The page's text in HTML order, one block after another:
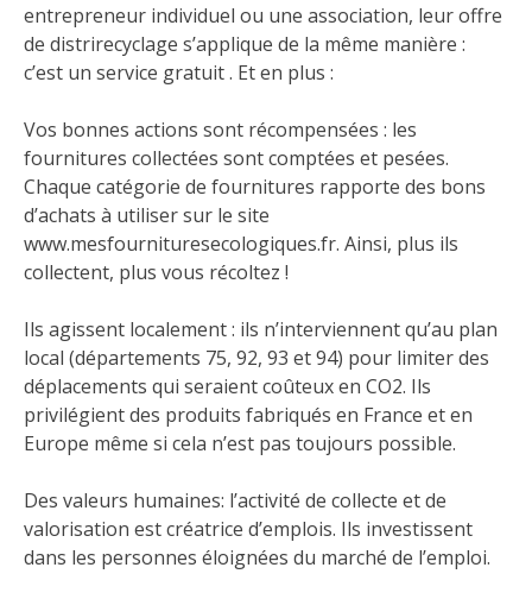
entrepreneur individuel ou une association, leur offre
de distrirecyclage s’applique de la même manière :
c’est un service gratuit . Et en plus :
Vos bonnes actions sont récompensées : les
fournitures collectées sont comptées et pesées.
Chaque catégorie de fournitures rapporte des bons
d’achats à utiliser sur le site
www.mesfournituresecologiques.fr. Ainsi, plus ils
collectent, plus vous récoltez !
Ils agissent localement : ils n’interviennent qu’au plan
local (départements 75, 92, 93 et 94) pour limiter des
déplacements qui seraient coûteux en CO2. Ils
privilégient des produits fabriqués en France et en
Europe même si cela n’est pas toujours possible.
Des valeurs humaines: l’activité de collecte et de
valorisation est créatrice d’emplois. Ils investissent
dans les personnes éloignées du marché de l’emploi.